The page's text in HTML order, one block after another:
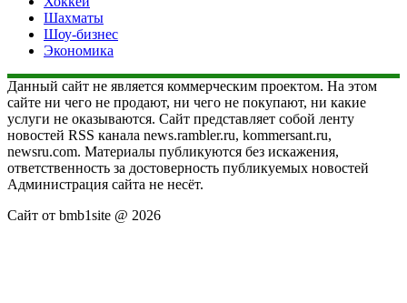
Шахматы
Шоу-бизнес
Экономика
Данный сайт не является коммерческим проектом. На этом
сайте ни чего не продают, ни чего не покупают, ни какие
услуги не оказываются. Сайт представляет собой ленту
новостей RSS канала news.rambler.ru, kommersant.ru,
newsru.com. Материалы публикуются без искажения,
ответственность за достоверность публикуемых новостей
Администрация сайта не несёт.
Сайт от bmb1site @ 2026